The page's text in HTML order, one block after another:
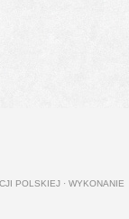
POLSKIEJ · WYKONANIE